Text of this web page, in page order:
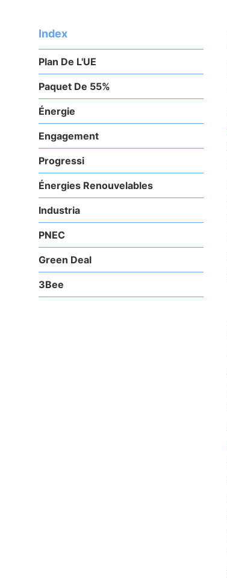
Index
Plan De L'UE
Paquet De 55%
Énergie
Engagement
Progressi
Énergies Renouvelables
Industria
PNEC
Green Deal
3Bee